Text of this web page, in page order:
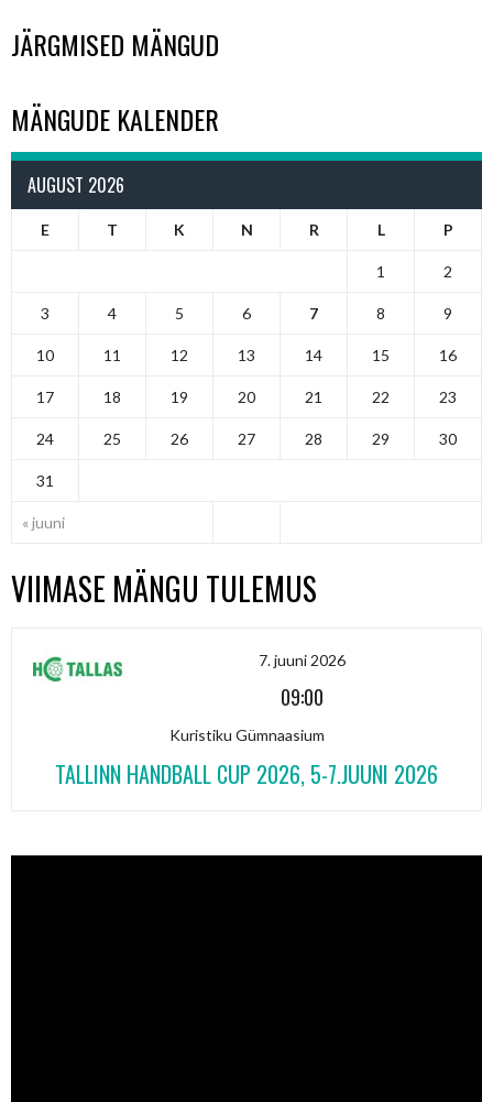
JÄRGMISED MÄNGUD
MÄNGUDE KALENDER
AUGUST 2026
E T K N R L P
« juuni
1 2
3 4 5 6 7 8 9
10 11 12 13 14 15 16
17 18 19 20 21 22 23
24 25 26 27 28 29 30
31
VIIMASE MÄNGU TULEMUS
7. juuni 2026
09:00
Kuristiku Gümnaasium
TALLINN HANDBALL CUP 2026, 5-7.JUUNI 2026